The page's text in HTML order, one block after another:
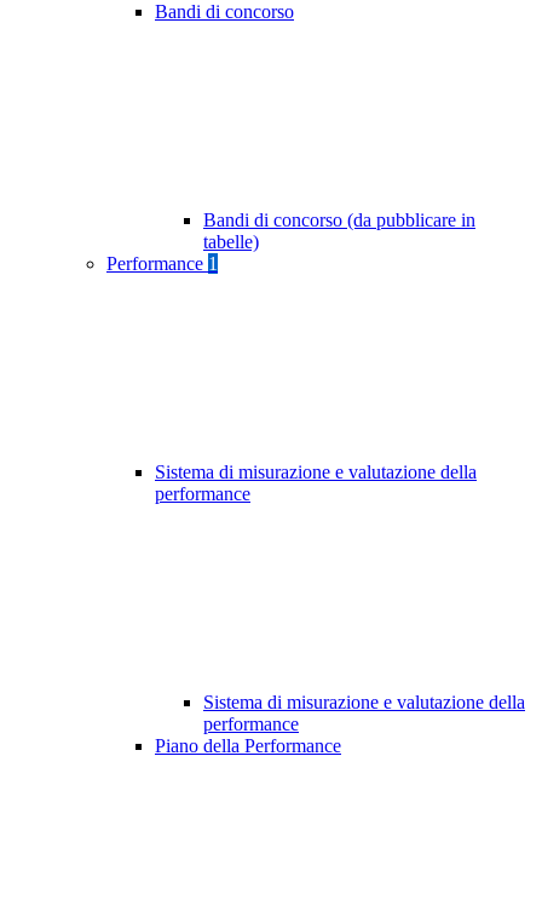
Bandi di concorso
Bandi di concorso (da pubblicare in
tabelle)
Performance 1
Sistema di misurazione e valutazione della
performance
Sistema di misurazione e valutazione della
performance
Piano della Performance